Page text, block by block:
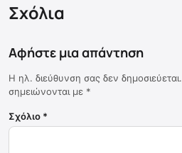
Σχόλια
Αφήστε μια απάντηση
Η ηλ. διεύθυνση σας δεν δημοσιεύεται.
σημειώνονται με *
Σχόλιο *